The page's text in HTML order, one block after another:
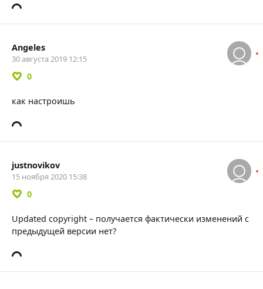
Angeles
30 августа 2019 12:15
0
как настроишь
justnovikov
15 ноября 2020 15:38
0
Updated copyright – получается фактически изменений с
предыдущей версии нет?